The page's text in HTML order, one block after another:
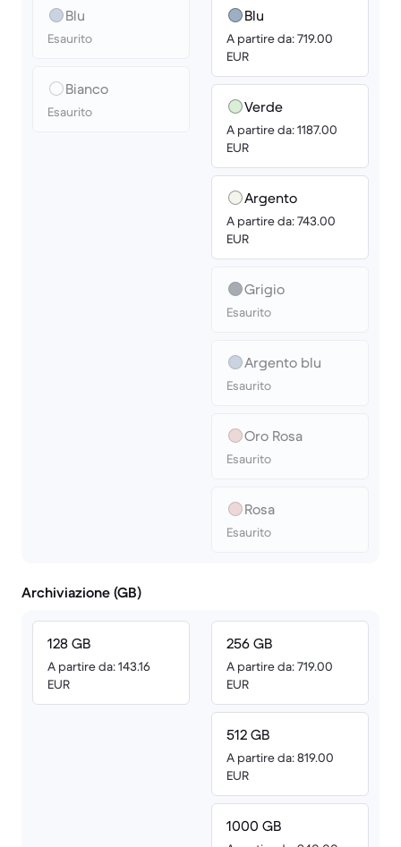
Blu
Esaurito
Bianco
Esaurito
Blu
A partire da: 719.00
EUR
Verde
A partire da: 1187.00
EUR
Argento
A partire da: 743.00
EUR
Grigio
Esaurito
Argento blu
Esaurito
Oro Rosa
Esaurito
Rosa
Esaurito
Archiviazione (GB)
128 GB
A partire da: 143.16
EUR
256 GB
A partire da: 719.00
EUR
512 GB
A partire da: 819.00
EUR
1000 GB